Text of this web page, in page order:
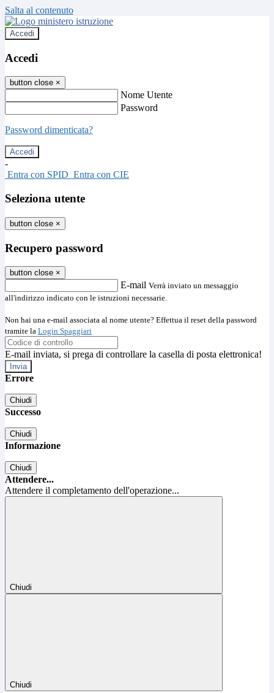
Salta al contenuto
Accedi
Accedi
button close ×
Nome Utente
Password
Password dimenticata?
-
Entra con SPID Entra con CIE
Seleziona utente
button close ×
Recupero password
button close ×
E-mail Verrà inviato un messaggio
all'indirizzo indicato con le istruzioni necessarie.
Non hai una e-mail associata al nome utente? Effettua il reset della password
tramite la Login Spaggiari
E-mail inviata, si prega di controllare la casella di posta elettronica!
Errore
Chiudi
Successo
Chiudi
Informazione
Chiudi
Attendere...
Attendere il completamento dell'operazione...
Chiudi
Chiudi